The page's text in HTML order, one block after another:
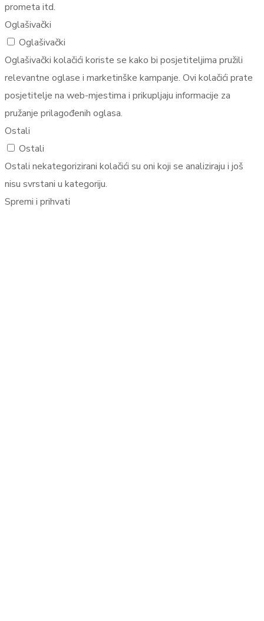
prometa itd.
Oglašivački
Oglašivački
Oglašivački kolačići koriste se kako bi posjetiteljima pružili
relevantne oglase i marketinške kampanje. Ovi kolačići prate
posjetitelje na web-mjestima i prikupljaju informacije za
pružanje prilagođenih oglasa.
Ostali
Ostali
Ostali nekategorizirani kolačići su oni koji se analiziraju i još
nisu svrstani u kategoriju.
Spremi i prihvati